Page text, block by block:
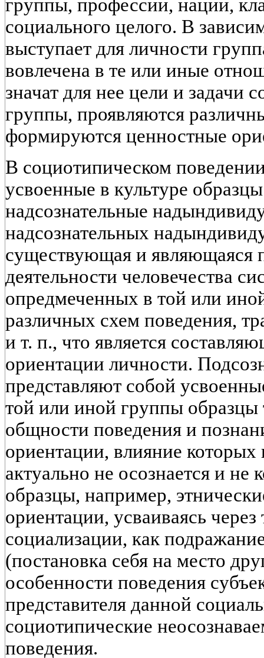
группы, профессии, нации,
социального целого. В
выступает для личности
вовлечена в те или иные
значат для нее цели и задачи
группы, проявляются
формируются ценностные
В социотипическом
усвоенные в культуре
надсознательные
надсознательных
существующая и являющаяся
деятельности человечества
опредмеченных в той или
различных схем поведения,
и т. п., что является
ориентации личности.
представляют собой
той или иной группы образцы
общности поведения и
ориентации, влияние которых
актуально не осознается и не
образцы, например,
ориентации, усваиваясь
социализации, как
(постановка себя на место
особенности поведения
представителя данной
социотипические
поведения.